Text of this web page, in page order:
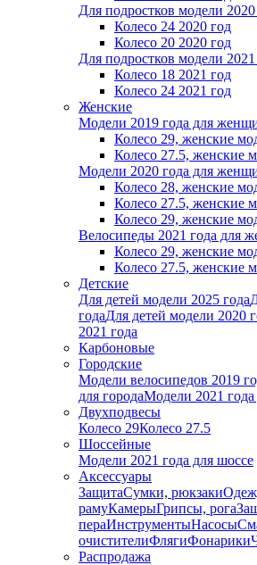
Для подростков модели 2020
Колесо 24 2020 год
Колесо 20 2020 год
Для подростков модели 2021
Колесо 18 2021 год
Колесо 24 2021 год
Женскиe
Модели 2019 года для
Колесо 29, женские
Колесо 27.5, женские
Модели 2020 года для
Колесо 28, женские
Колесо 27.5, женские
Колесо 29, женские
Велосипеды 2021 года для
Колесо 29, женские
Колесо 27.5, женские
Детские
Для детей модели 2025 года
годаДля детей модели 2020
2021 года
Карбоновые
Городские
Модели велосипедов 2019
для городаМодели 2021 года
Двухподвесы
Колесо 29Колесо 27.5
Шоссейные
Модели 2021 года для шоссе
Аксессуары
ЗащитаСумки, рюкзаки
рамуКамерыГрипсы, рога
пераИнструментыНасосы
очистителиФлягиФонарики
Распродажа